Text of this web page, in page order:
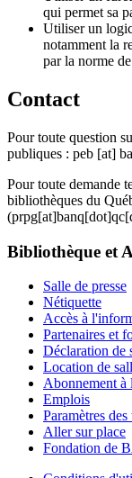
qui permet sa
Utiliser un
notamment la
par la norme
Contact
Pour toute question
publiques : peb [at]
Pour toute demande
bibliothèques du
Bibliothèque et
Salle de presse
Nétiquette
Accès à
Partenaires et
Déclaration de
Location de
Abonnement
Emplois
Paramètres
Aller sur place
Fondation de